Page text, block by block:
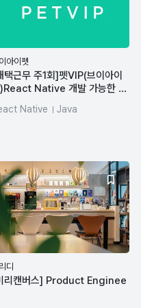
아이펫
택근무 주1회]펫VIP(브이아이
Native 개발 가능한 풀
Native
Java
디
리캔버스] Product Enginee